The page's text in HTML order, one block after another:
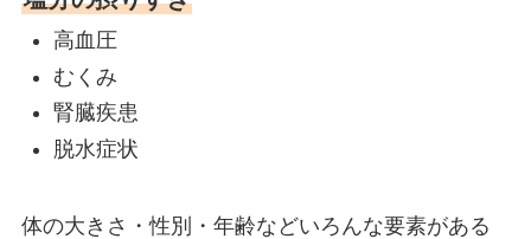
高血圧
むくみ
腎臓疾患
脱水症状
体の大きさ・性別・年齢などいろんな要素がある